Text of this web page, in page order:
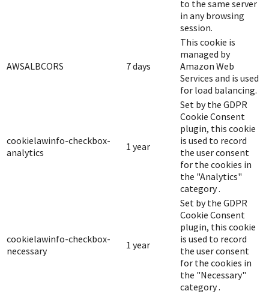
to the same server
in any browsing
session.
AWSALBCORS 7 days
This cookie is
managed by
Amazon Web
Services and is used
for load balancing.
cookielawinfo-checkbox-
analytics
1 year
Set by the GDPR
Cookie Consent
plugin, this cookie
is used to record
the user consent
for the cookies in
the "Analytics"
category .
cookielawinfo-checkbox-
necessary
1 year
Set by the GDPR
Cookie Consent
plugin, this cookie
is used to record
the user consent
for the cookies in
the "Necessary"
category .